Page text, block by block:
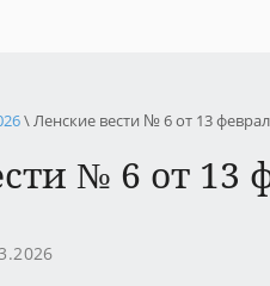
\ Ленские вести № 6 от 13
№ 6 от 13